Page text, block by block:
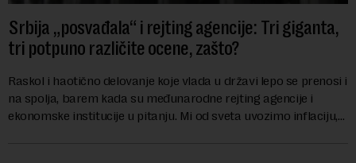
Srbija „posvađala“ i rejting agencije: Tri giganta,
tri potpuno različite ocene, zašto?
Raskol i haotično delovanje koje vlada u državi lepo se prenosi i
na spolja, barem kada su međunarodne rejting agencije i
ekonomske institucije u pitanju. Mi od sveta uvozimo inflaciju,